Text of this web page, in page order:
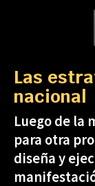
Las
nacional
Luego de la
para otra
diseña y